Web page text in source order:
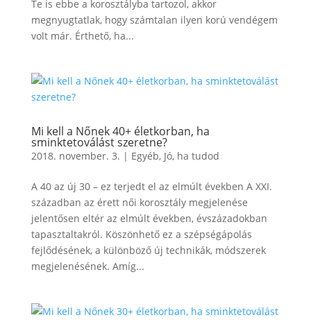
Te is ebbe a korosztályba tartozol, akkor
megnyugtatlak, hogy számtalan ilyen korú vendégem
volt már. Érthető, ha...
Mi kell a Nőnek 40+ életkorban, ha
sminktetoválást szeretne?
2018. november. 3. | Egyéb, Jó, ha tudod
A 40 az új 30 – ez terjedt el az elmúlt években A XXI.
században az érett női korosztály megjelenése
jelentősen eltér az elmúlt években, évszázadokban
tapasztaltakról. Köszönhető ez a szépségápolás
fejlődésének, a különböző új technikák, módszerek
megjelenésének. Amíg...